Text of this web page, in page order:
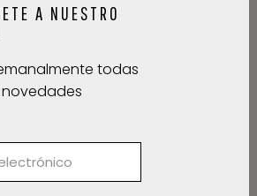
A NUESTRO
todas